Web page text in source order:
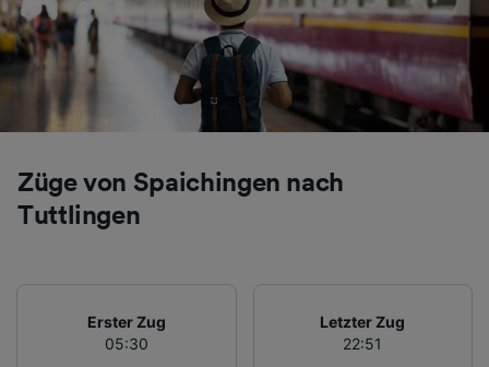
Züge von Spaichingen nach
Tuttlingen
Erster Zug
05:30
Letzter Zug
22:51